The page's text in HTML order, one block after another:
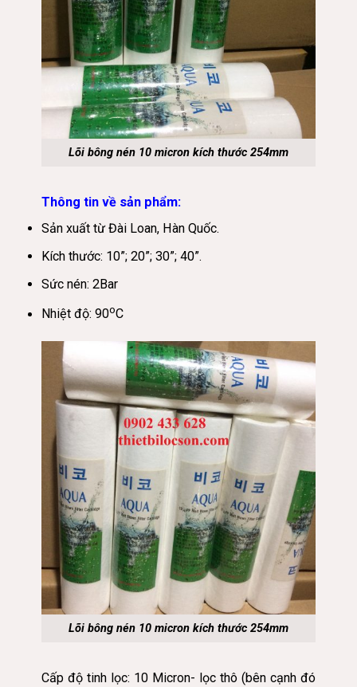
Lõi bông nén 10 micron kích thước 254mm
Thông tin về sản phẩm:
Sản xuất từ Đài Loan, Hàn Quốc.
Kích thước: 10”; 20”; 30”; 40”.
Sức nén: 2Bar
Nhiệt độ: 90oC
Lõi bông nén 10 micron kích thước 254mm
Cấp độ tinh lọc: 10 Micron- lọc thô (bên cạnh đó